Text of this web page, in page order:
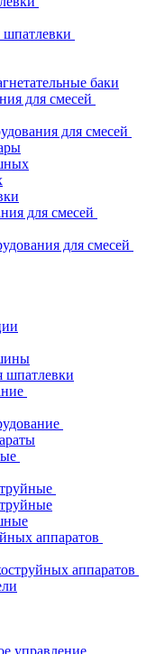
баки
для смесей
для смесей
для смесей
для смесей
шпатлевки
аппаратов
аппаратов
управление